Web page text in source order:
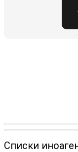
Списки